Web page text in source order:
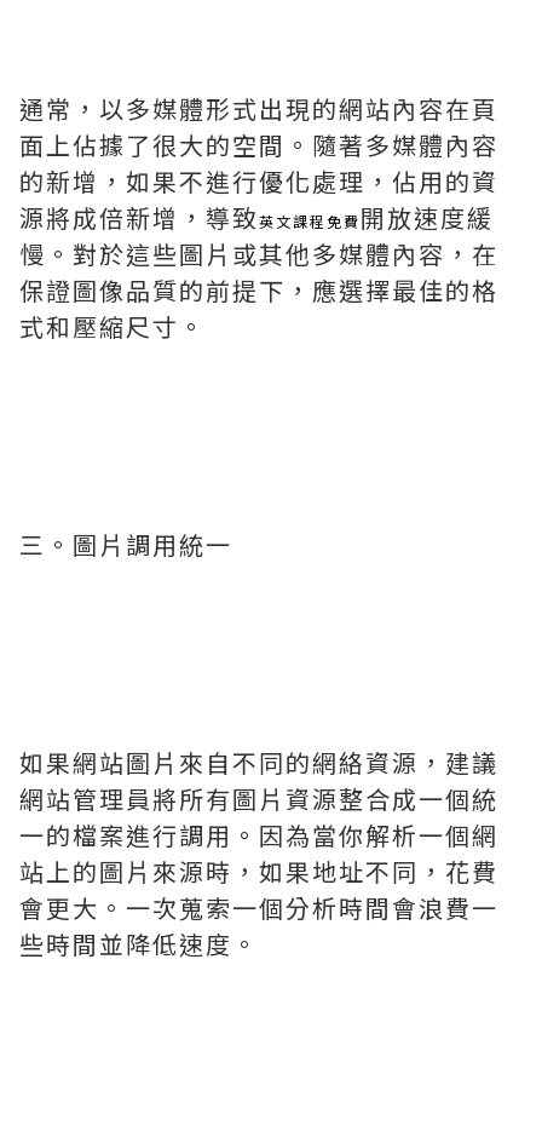
通常，以多媒體形式出現的網站內容在頁
面上佔據了很大的空間。隨著多媒體內容
的新增，如果不進行優化處理，佔用的資
源將成倍新增，導致英文課程免費開放速度緩
慢。對於這些圖片或其他多媒體內容，在
保證圖像品質的前提下，應選擇最佳的格
式和壓縮尺寸。
三。圖片調用統一
如果網站圖片來自不同的網絡資源，建議
網站管理員將所有圖片資源整合成一個統
一的檔案進行調用。因為當你解析一個網
站上的圖片來源時，如果地址不同，花費
會更大。一次蒐索一個分析時間會浪費一
些時間並降低速度。